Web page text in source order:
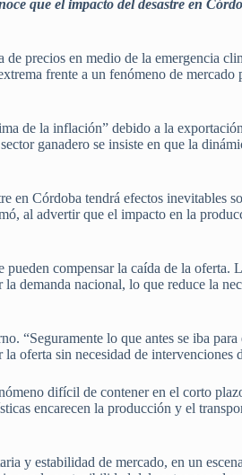
que el impacto del desastre en
precios en medio de la emergencia
frente a un fenómeno de
de la inflación” debido a la
ganadero se insiste en que la
en Córdoba tendrá efectos inevitables
al advertir que el impacto en la
compensar la caída de la oferta.
demanda nacional, lo que reduce la
“Seguramente lo que antes se iba
oferta sin necesidad de intervenciones
difícil de contener en el corto
encarecen la producción y el
y estabilidad de mercado, en un